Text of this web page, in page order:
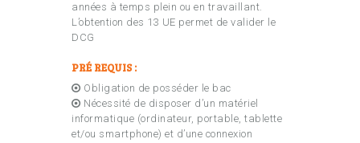
années à temps plein ou en travaillant.
L’obtention des 13 UE permet de valider le
DCG
PRÉ REQUIS :
Obligation de posséder le bac
Nécessité de disposer d’un matériel
informatique (ordinateur, portable, tablette
et/ou smartphone) et d’une connexion